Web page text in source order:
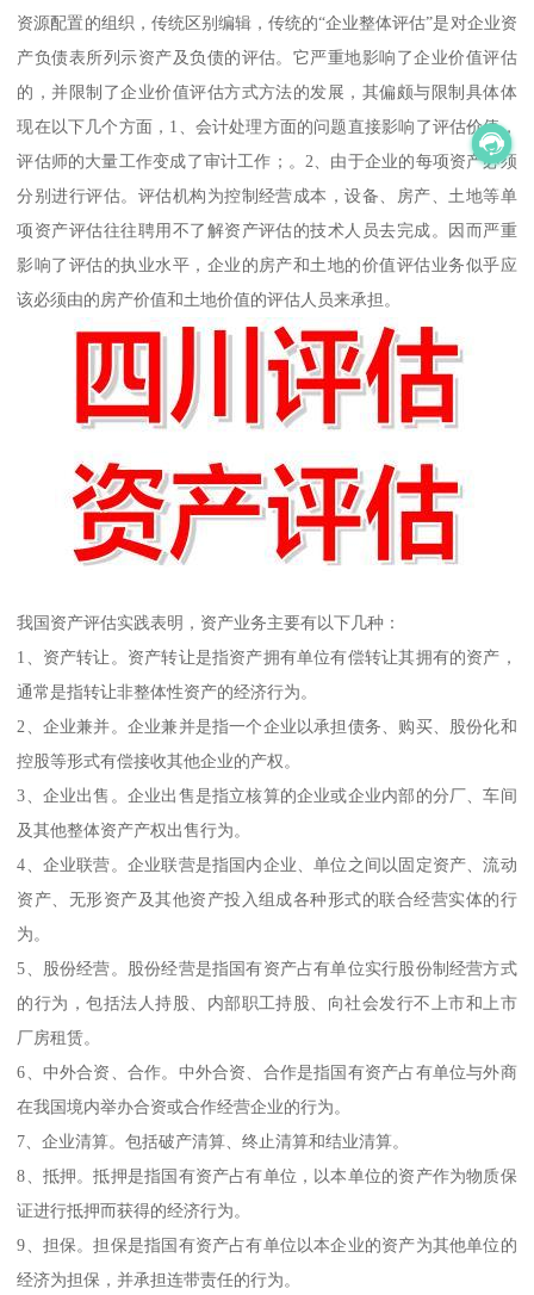
资源配置的组织，传统区别编辑，传统的“企业整体评估”是对企业资
产负债表所列示资产及负债的评估。它严重地影响了企业价值评估
的，并限制了企业价值评估方式方法的发展，其偏颇与限制具体体
现在以下几个方面，1、会计处理方面的问题直接影响了评估价值，
评估师的大量工作变成了审计工作；。2、由于企业的每项资产必须
分别进行评估。评估机构为控制经营成本，设备、房产、土地等单
项资产评估往往聘用不了解资产评估的技术人员去完成。因而严重
影响了评估的执业水平，企业的房产和土地的价值评估业务似乎应
该必须由的房产价值和土地价值的评估人员来承担。
我国资产评估实践表明，资产业务主要有以下几种：
1、资产转让。资产转让是指资产拥有单位有偿转让其拥有的资产，
通常是指转让非整体性资产的经济行为。
2、企业兼并。企业兼并是指一个企业以承担债务、购买、股份化和
控股等形式有偿接收其他企业的产权。
3、企业出售。企业出售是指立核算的企业或企业内部的分厂、车间
及其他整体资产产权出售行为。
4、企业联营。企业联营是指国内企业、单位之间以固定资产、流动
资产、无形资产及其他资产投入组成各种形式的联合经营实体的行
为。
5、股份经营。股份经营是指国有资产占有单位实行股份制经营方式
的行为，包括法人持股、内部职工持股、向社会发行不上市和上市
厂房租赁。
6、中外合资、合作。中外合资、合作是指国有资产占有单位与外商
在我国境内举办合资或合作经营企业的行为。
7、企业清算。包括破产清算、终止清算和结业清算。
8、抵押。抵押是指国有资产占有单位，以本单位的资产作为物质保
证进行抵押而获得的经济行为。
9、担保。担保是指国有资产占有单位以本企业的资产为其他单位的
经济为担保，并承担连带责任的行为。